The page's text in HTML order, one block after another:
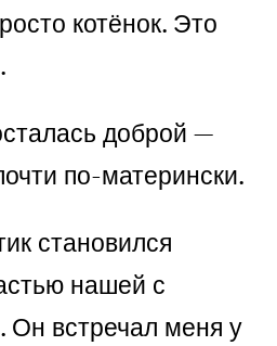
котёнок. Это
доброй —
по-матерински.
становился
нашей с
встречал меня у